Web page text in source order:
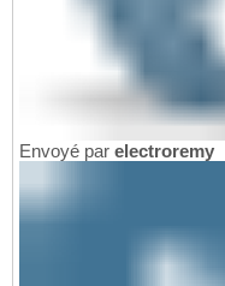
Envoyé par electroremy